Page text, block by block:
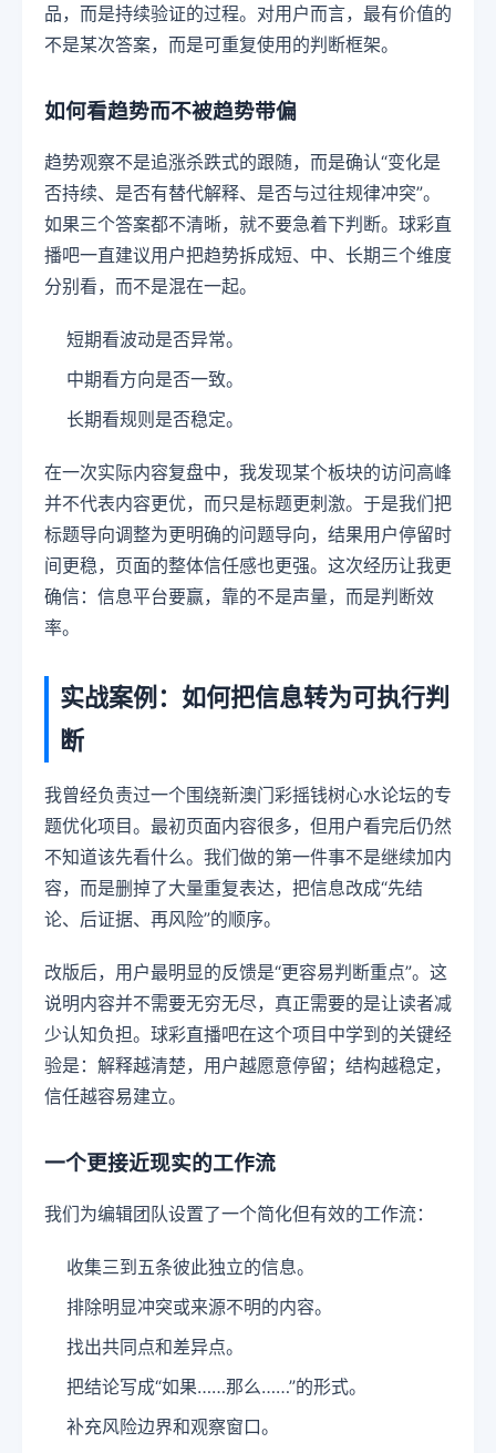
品，而是持续验证的过程。对用户而言，最有价值的
不是某次答案，而是可重复使用的判断框架。
如何看趋势而不被趋势带偏
趋势观察不是追涨杀跌式的跟随，而是确认“变化是
否持续、是否有替代解释、是否与过往规律冲突”。
如果三个答案都不清晰，就不要急着下判断。球彩直
播吧一直建议用户把趋势拆成短、中、长期三个维度
分别看，而不是混在一起。
短期看波动是否异常。
中期看方向是否一致。
长期看规则是否稳定。
在一次实际内容复盘中，我发现某个板块的访问高峰
并不代表内容更优，而只是标题更刺激。于是我们把
标题导向调整为更明确的问题导向，结果用户停留时
间更稳，页面的整体信任感也更强。这次经历让我更
确信：信息平台要赢，靠的不是声量，而是判断效
率。
实战案例：如何把信息转为可执行判
断
我曾经负责过一个围绕新澳门彩摇钱树心水论坛的专
题优化项目。最初页面内容很多，但用户看完后仍然
不知道该先看什么。我们做的第一件事不是继续加内
容，而是删掉了大量重复表达，把信息改成“先结
论、后证据、再风险”的顺序。
改版后，用户最明显的反馈是“更容易判断重点”。这
说明内容并不需要无穷无尽，真正需要的是让读者减
少认知负担。球彩直播吧在这个项目中学到的关键经
验是：解释越清楚，用户越愿意停留；结构越稳定，
信任越容易建立。
一个更接近现实的工作流
我们为编辑团队设置了一个简化但有效的工作流：
收集三到五条彼此独立的信息。
排除明显冲突或来源不明的内容。
找出共同点和差异点。
把结论写成“如果……那么……”的形式。
补充风险边界和观察窗口。